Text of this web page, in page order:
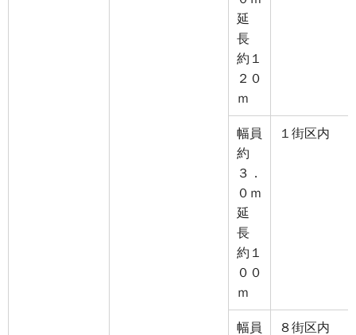
延
長
約１
２０
ｍ
幅員
約
３．
０ｍ
延
長
約１
００
ｍ
１街区内
幅員
８街区内